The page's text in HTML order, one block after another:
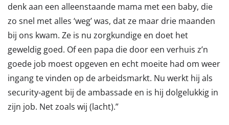
denk aan een alleenstaande mama met een baby, die
zo snel met alles ‘weg’ was, dat ze maar drie maanden
bij ons kwam. Ze is nu zorgkundige en doet het
geweldig goed. Of een papa die door een verhuis z’n
goede job moest opgeven en echt moeite had om weer
ingang te vinden op de arbeidsmarkt. Nu werkt hij als
security-agent bij de ambassade en is hij dolgelukkig in
zijn job. Net zoals wij (lacht).”